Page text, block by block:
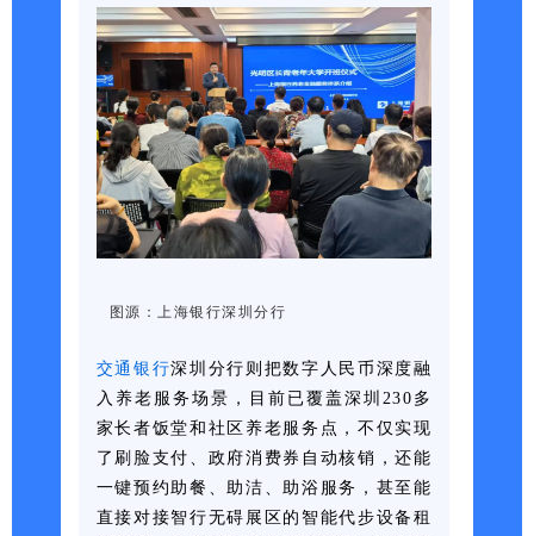
图源：上海银行深圳分行
交通银行深圳分行 则把数字人民币深度融
入养老服务场景，目前已覆盖深圳230多
家长者饭堂和社区养老服务点，不仅实现
了刷脸支付、政府消费券自动核销，还能
一键预约助餐、助洁、助浴服务，甚至能
直接对接智行无碍展区的智能代步设备租